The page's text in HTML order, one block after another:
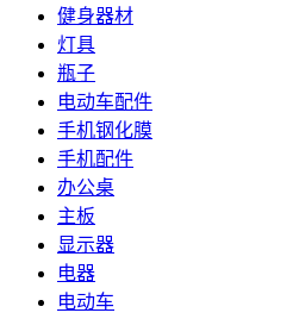
健身器材
灯具
瓶子
电动车配件
手机钢化膜
手机配件
办公桌
主板
显示器
电器
电动车